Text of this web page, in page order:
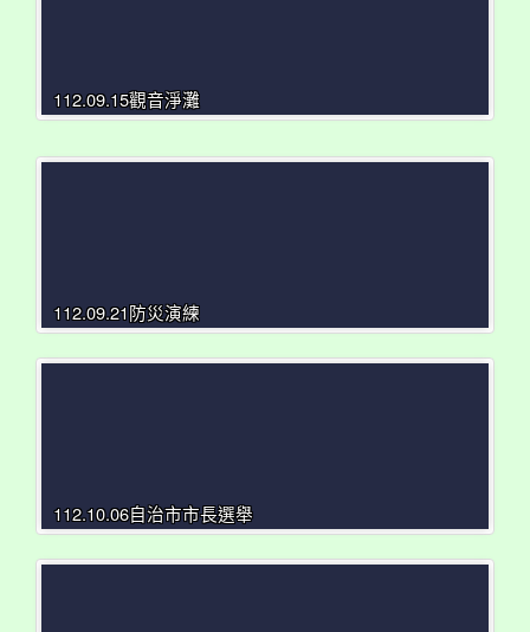
112.09.15觀音淨灘
112.09.21防災演練
112.10.06自治市市長選舉